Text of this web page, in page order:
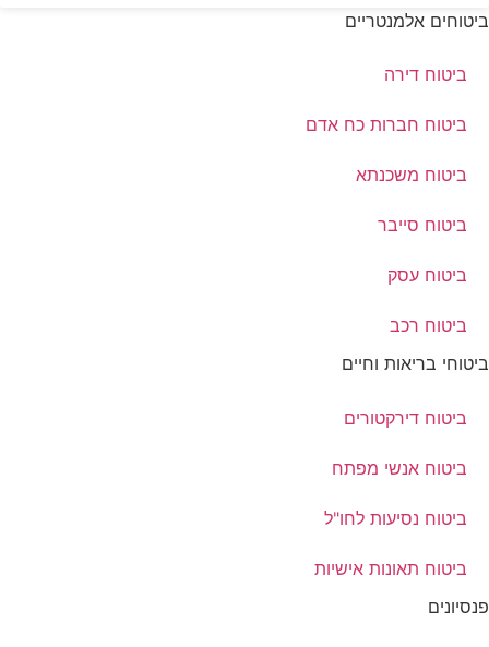
ביטוחים אלמנטריים
ביטוח דירה
ביטוח חברות כח אדם
ביטוח משכנתא
ביטוח סייבר
ביטוח עסק
ביטוח רכב
ביטוחי בריאות וחיים
ביטוח דירקטורים
ביטוח אנשי מפתח
ביטוח נסיעות לחו"ל
ביטוח תאונות אישיות
פנסיונים